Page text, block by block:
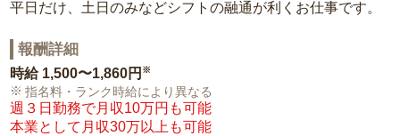
平日だけ、土日のみなどシフトの融通が利くお仕事です。
報酬詳細
時給 1,500〜1,860円 ※
指名料・ランク時給により異なる
週３日勤務で月収10万円も可能
本業として月収30万以上も可能